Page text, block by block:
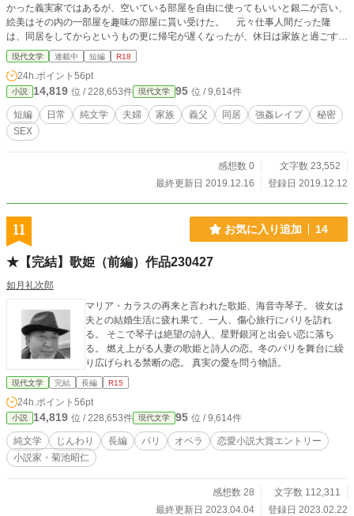
かった義実家ではあるが、空いている部屋を自由に使ってもいいと銀二が言い、
絵美はその内の一部屋を趣味の部屋に貰い受けた。 元々仕事人間だった隆
は、同居をしてからというもの更に帰宅が遅くなったが、休日は家族と過ごす事
が多くなった。そんなある日、隆は仕事で北海道へと出張に行った夜···。絵美
は、酒に酔った銀二に襲われた。隣には、雅弘が眠っていたのに···。 ショッ
クが抜けない絵美。でも、夫には言えず悩んでいた。 「お願い···。やめて···お
義父さん···」 隆が、出張で居ない何度目かの夜、絵美は雅弘の前で···。
現代文学 連載中 短編 R18
24h.ポイント 56pt
小説 14,819 位 / 228,653件 現代文学 95 位 / 9,614件
短編 日常 純文学 夫婦 家族 義父 同居 強姦レイプ
秘密
SEX
感想数 0
文字数 23,552
最終更新日 2019.12.16
登録日 2019.12.12
11 お気に入り追加 14
★【完結】歌姫（前編）作品230427
如月礼次郎
マリア・カラスの再来と言われた歌姫、海音寺琴子。 彼女は
夫との結婚生活に疲れ果て、一人、傷心旅行にパリを訪れ
る。 そこで琴子は絶望の詩人、星野銀河と出会い恋に落ち
る。 燃え上がる人妻の歌姫と詩人の恋。冬のパリを舞台に繰
り広げられる禁断の恋。 真実の愛を問う物語。
現代文学 完結 長編 R15
24h.ポイント 56pt
小説 14,819 位 / 228,653件 現代文学 95 位 / 9,614件
純文学 じんわり 長編 パリ オペラ
恋愛小説大賞エントリー
小説家・菊池昭仁
感想数 28
文字数 112,311
最終更新日 2023.04.04
登録日 2023.02.22